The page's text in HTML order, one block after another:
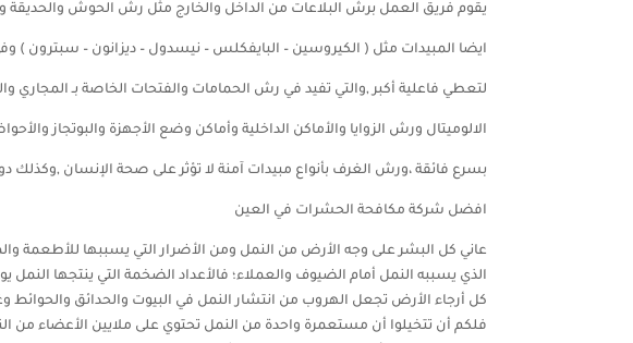
يقوم فريق العمل برش البلاعات من الداخل والخارج مثل رش الحوش والحديقة
ايضا المبيدات مثل ( الكيروسين – البايفكلس – نيسدول – ديزانون – سبترون )
لتعطي فاعلية أكبر ,والتي تفيد في رش الحمامات والفتحات الخاصة بـ
الالوميتال ورش الزوايا والأماكن الداخلية وأماكن وضع الأجهزة والبوتجاز
بسرع فائقة ،ورش الغرف بأنواع مبيدات آمنة لا تؤثر على صحة الإنسان ,وكذلك
افضل شركة مكافحة الحشرات في العين
عاني كل البشر على وجه الأرض من النمل ومن الأضرار التي يسببها للأطعمة
الذي يسببه النمل أمام الضيوف والعملاء؛ فالأعداد الضخمة التي ينتجها
كل أرجاء الأرض تجعل الهروب من انتشار النمل في البيوت والحدائق والحوائط
فلكم أن تتخيلوا أن مستعمرة واحدة من النمل تحتوي على ملايين الأعضاء من